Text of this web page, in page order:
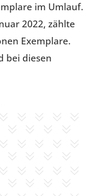
im Umlauf.
2022, zählte
Exemplare.
bei diesen